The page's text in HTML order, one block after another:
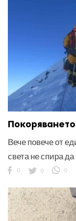
Вече повече от
света не спира
0 0 0